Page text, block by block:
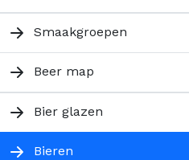
Smaakgroepen
Beer map
Bier glazen
Bieren